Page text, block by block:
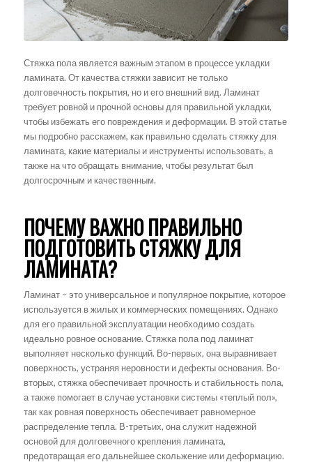
Стяжка пола является важным этапом в процессе укладки
ламината. От качества стяжки зависит не только
долговечность покрытия, но и его внешний вид. Ламинат
требует ровной и прочной основы для правильной укладки,
чтобы избежать его повреждения и деформации. В этой статье
мы подробно расскажем, как правильно сделать стяжку для
ламината, какие материалы и инструменты использовать, а
также на что обращать внимание, чтобы результат был
долгосрочным и качественным.
ПОЧЕМУ ВАЖНО ПРАВИЛЬНО
ПОДГОТОВИТЬ СТЯЖКУ ДЛЯ
ЛАМИНАТА?
Ламинат – это универсальное и популярное покрытие, которое
используется в жилых и коммерческих помещениях. Однако
для его правильной эксплуатации необходимо создать
идеально ровное основание. Стяжка пола под ламинат
выполняет несколько функций. Во-первых, она выравнивает
поверхность, устраняя неровности и дефекты основания. Во-
вторых, стяжка обеспечивает прочность и стабильность пола,
а также помогает в случае установки системы «теплый пол»,
так как ровная поверхность обеспечивает равномерное
распределение тепла. В-третьих, она служит надежной
основой для долговечного крепления ламината,
предотвращая его дальнейшее скольжение или деформацию.